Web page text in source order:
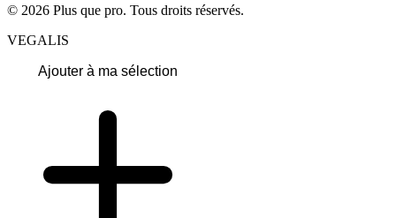
© 2026 Plus que pro. Tous droits réservés.
VEGALIS
Ajouter à ma sélection